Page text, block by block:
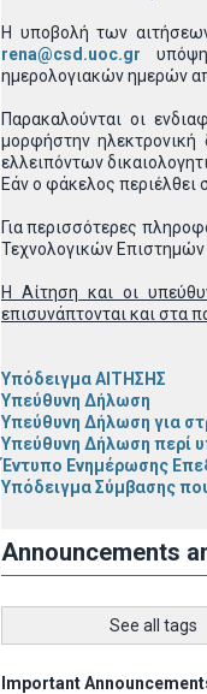
Η υποβολή των
rena@csd.uoc.gr υπόψη
ημερολογιακών ημερών
Παρακαλούνται οι
μορφήστην
ελλειπόντων
Εάν ο φάκελος περιέλθει
Για περισσότερες
Τεχνολογικών
Η Αίτηση και οι
επισυνάπτονται και στα
Υπόδειγμα ΑΙΤΗΣΗΣ
Υπεύθυνη Δήλωση
Υπεύθυνη Δήλωση για
Υπεύθυνη Δήλωση περί
Έντυπο Ενημέρωσης
Υπόδειγμα Σύμβασης
Announcements
See all tags
Important